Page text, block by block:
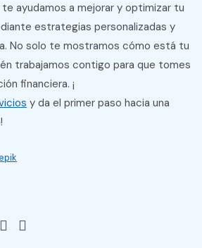
te ayudamos a mejorar y optimizar tu
estrategias personalizadas y
No solo te mostramos cómo está tu
trabajamos contigo para que tomes
financiera. ¡
y da el primer paso hacia una